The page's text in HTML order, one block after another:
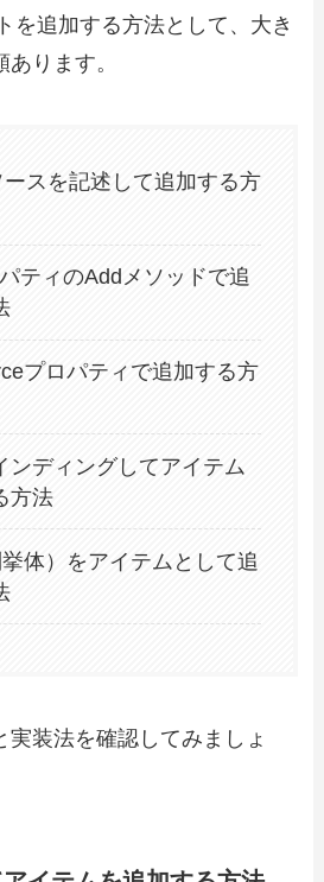
を追加する方法として、大き
ります。
スを記述して追加する方
ティのAddメソッドで追
プロパティで追加する方
ンディングしてアイテム
方法
体）をアイテムとして追
実装法を確認してみましょ